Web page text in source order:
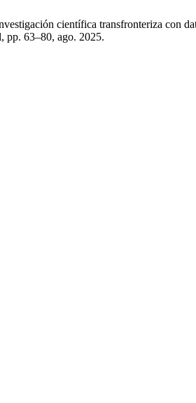
científica transfronteriza con
pp. 63–80, ago. 2025.